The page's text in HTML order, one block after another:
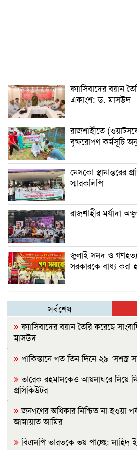
ফ্যাসিবাদের বয়ান
একাংশ: ড. মাসউদ
রাজশাহীতে
বৃক্ষরোপণ কর্মসূচি
নেসকো স্থানান্তরের
স্মারকলিপি
রাজশাহীর মর্যাদা
জুলাই সনদ ও
সরকারকে বাধ্য করা
সর্বশেষ
ফ্যাসিবাদের বয়ান তৈরি করেছে
মাসউদ
পাকিস্তানে গত তিন দিনে ২৯ ‘সশস্ত্র
তারেক রহমানকেও আয়নাঘরে নিয়ে
প্রসিকিউটর
জনগণের অধিকার নিশ্চিত না হওয়া
জামায়াত আমির
বিএনপি ভারতকে ভয় পাচ্ছে: নাহিদ